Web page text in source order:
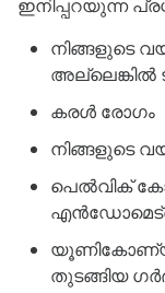
ഇനിപ്പറയുന്ന
നിങ്ങളുടെ
അല്ലെങ്കിൽ
കരൾ രോഗം
നിങ്ങളുടെ
പെൽവിക്
തുടങ്ങിയ